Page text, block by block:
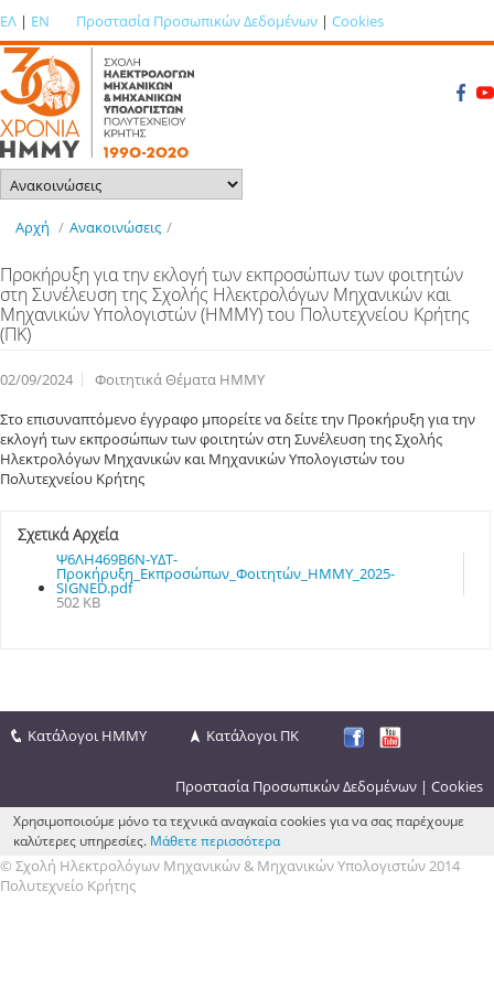
ΕΛ | EN Προστασία Προσωπικών Δεδομένων | Cookies
Αρχή / Ανακοινώσεις /
Προκήρυξη για την εκλογή των εκπροσώπων των φοιτητών
στη Συνέλευση της Σχολής Ηλεκτρολόγων Μηχανικών και
Μηχανικών Υπολογιστών (ΗΜΜΥ) του Πολυτεχνείου Κρήτης
(ΠΚ)
02/09/2024
Φοιτητικά Θέματα ΗΜΜΥ
Στο επισυναπτόμενο έγγραφο μπορείτε να δείτε την Προκήρυξη για την
εκλογή των εκπροσώπων των φοιτητών στη Συνέλευση της Σχολής
Ηλεκτρολόγων Μηχανικών και Μηχανικών Υπολογιστών του
Πολυτεχνείου Κρήτης
Σχετικά Αρχεία
Ψ6ΛΗ469Β6Ν-ΥΔΤ-
Προκήρυξη_Εκπροσώπων_Φοιτητών_HMMY_2025-
SIGNED.pdf
502 KB
Κατάλογοι ΗΜΜΥ Κατάλογοι ΠΚ
Προστασία Προσωπικών Δεδομένων | Cookies
Χρησιμοποιούμε μόνο τα τεχνικά αναγκαία cookies για να σας παρέχουμε
καλύτερες υπηρεσίες. Μάθετε περισσότερα
© Σχολή Ηλεκτρολόγων Μηχανικών & Μηχανικών Υπολογιστών 2014
Πολυτεχνείο Κρήτης